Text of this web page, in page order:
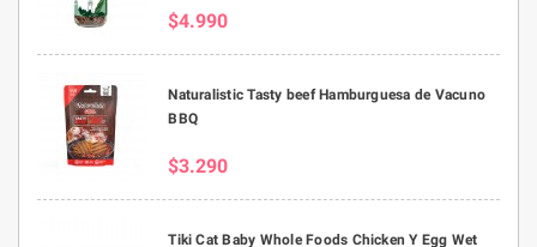
$4.990
Naturalistic Tasty beef Hamburguesa de Vacuno
BBQ
$3.290
Tiki Cat Baby Whole Foods Chicken Y Egg Wet